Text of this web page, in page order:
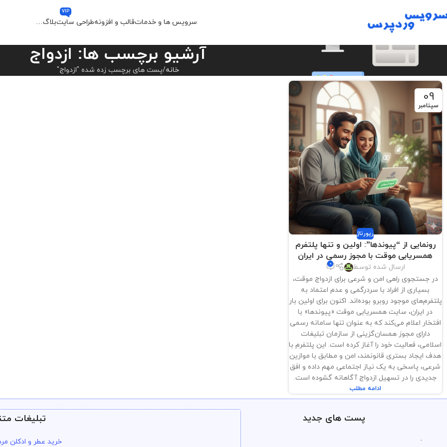
سرویس ها و خدماتقالب و افزونهطراحی سایت
VIP
بلاگ…
آرشیو برچسب ها: ازدواج
خانه پست های برچسب زده شده "ازدواج"
09
سپتامبر
رپورتاژ
رونمایی از “پیوندها”: اولین و تنها پلتفرم
همسریابی موقت با مجوز رسمی در ایران
ارسال شده توسط 0
در جستجوی راهی امن و شرعی برای ازدواج موقت،
بسیاری از افراد با سردرگمی و عدم اعتماد به
پلتفرم‌های موجود روبرو بوده‌اند. اکنون برای اولین بار
در ایران، سایت همسریابی موقت «پیوندها» با
افتخار اعلام می‌کند که به عنوان تنها سامانه رسمی
دارای مجوز همسان‌گزینی از سازمان تبلیغات
اسلامی، فعالیت خود را آغاز کرده است. این پلتفرم با
هدف ایجاد بستری قانونمند، امن و مطابق با موازین
شرعی، پاسخی به یک نیاز اجتماعی مهم داده و افق
جدیدی را در تسهیل ازدواج آگاهانه گشوده است.
ادامه مطلب
پست های جدید
.
تبلیغات
خرید عطر و ادکلن